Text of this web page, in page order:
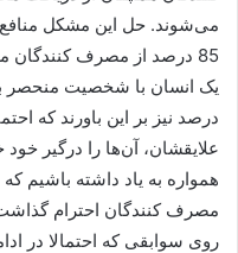
می‌شوند. حل این مشکل منافع
85 درصد از مصرف کنندگان
درصد نیز بر این باورند که
علایقشان، آن‌ها را درگیر
همواره به یاد داشته باشیم
مصرف کنندگان احترام
روی سوابقی که احتمالا در